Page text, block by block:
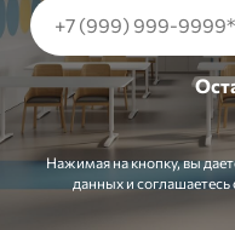
Нажимая на кнопку, вы
данных и соглашаетесь